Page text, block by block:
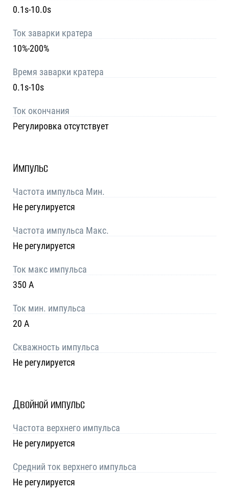
0.1s-10.0s
Ток заварки кратера
10%-200%
Время заварки кратера
0.1s-10s
Ток окончания
Регулировка отсутствует
Импульс
Частота импульса Мин.
Не регулируется
Частота импульса Макс.
Не регулируется
Ток макс импульса
350 A
Ток мин. импульса
20 A
Скважность импульса
Не регулируется
Двойной импульс
Частота верхнего импульса
Не регулируется
Средний ток верхнего импульса
Не регулируется